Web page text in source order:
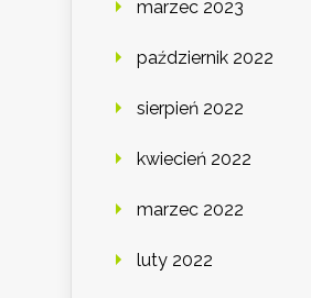
marzec 2023
październik 2022
sierpień 2022
kwiecień 2022
marzec 2022
luty 2022